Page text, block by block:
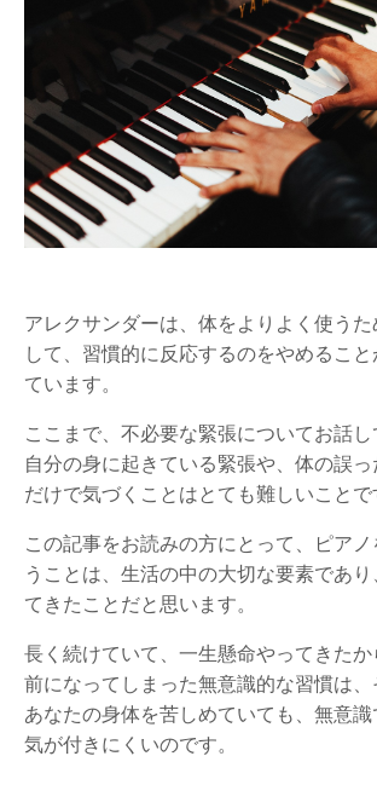
アレクサンダーは、体をよりよく使う
して、習慣的に反応するのをやめるこ
ています。
ここまで、不必要な緊張についてお話し
自分の身に起きている緊張や、体の誤
だけで気づくことはとても難しいことで
この記事をお読みの方にとって、ピア
うことは、生活の中の大切な要素であ
てきたことだと思います。
長く続けていて、一生懸命やってきたか
前になってしまった無意識的な習慣は
あなたの身体を苦しめていても、無意
気が付きにくいのです。